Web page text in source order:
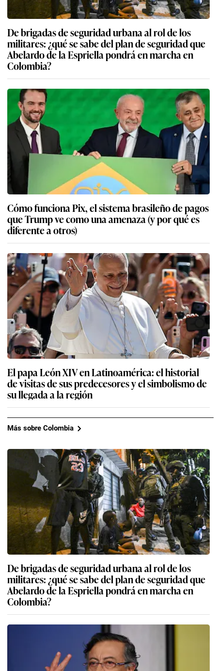
De brigadas de seguridad urbana al rol de los
militares: ¿qué se sabe del plan de seguridad que
Abelardo de la Espriella pondrá en marcha en
Colombia?
Cómo funciona Pix, el sistema brasileño de pagos
que Trump ve como una amenaza (y por qué es
diferente a otros)
El papa León XIV en Latinoamérica: el historial
de visitas de sus predecesores y el simbolismo de
su llegada a la región
Más sobre Colombia
De brigadas de seguridad urbana al rol de los
militares: ¿qué se sabe del plan de seguridad que
Abelardo de la Espriella pondrá en marcha en
Colombia?